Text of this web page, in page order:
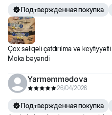
Подтвержденная покупка
Çox səliqəli çatdırılma və
Moka bəyəndi
Yarməmmədova
26/04/2026
Подтвержденная покупка